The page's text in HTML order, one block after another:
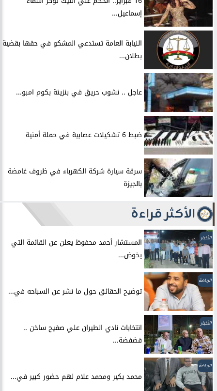
إسماعيل...
النيابة العامة تستدعي المشكو في حقها بقضية
بطلان...
عاجل .. نشوب حريق في بنزينة بكوم امبو...
ضبط 6 تشكيلات عصابية في حملة أمنية
سرقة سيارة شركة الكهرباء في ظروف غامضة
بالجيزة
الأكثر قراءة
الأخبار
المستشار أحمد محفوظ يعلن عن القائمة التي
يخوض...
الرياضة
توضيح الحقائق حول ما نشر عن السباحه في...
الأخبار
انتخابات نادي الطيران علي صفيح ساخن ..
فضفضة...
الرياضة
محمد بكير ومحمد علام لهم حضور كبير في...